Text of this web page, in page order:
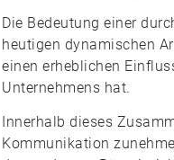
Die Bedeutung einer
heutigen dynamischen
einen erheblichen
Unternehmens hat.
Innerhalb dieses
Kommunikation